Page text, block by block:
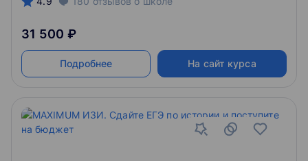
31 500 ₽
Подробнее На сайт курса